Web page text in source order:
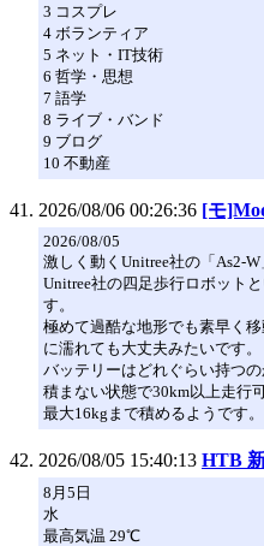
3 コスプレ
4 ボランティア
5 ネット・IT技術
6 哲学・思想
7 語学
8 ライブ・バンド
9 ブログ
10 不動産
2026/08/06 00:26:36 [モ
2026/08/05
激しく動くUnitree社の「As2-
Unitree社の四足歩行ロボット
す。
極めて過酷な地形でも素早く
に濡れても大丈夫みたいです。
バッテリーはどれぐらい持つ
積まない状態で30km以上走行
最大16kgまで積めるようです。
2026/08/05 15:40:13 HTB
8月5日
水
最高気温 29℃